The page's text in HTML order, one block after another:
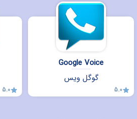
Google Voice
گوگل ویس
5.0
5.0